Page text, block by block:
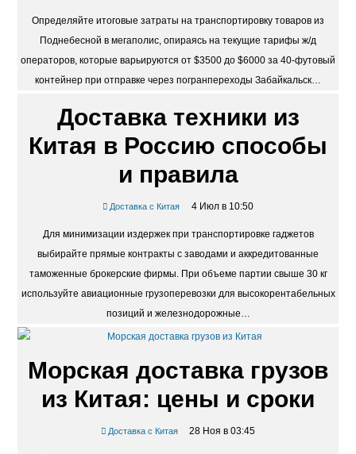
Определяйте итоговые затраты на транспортировку товаров из
Поднебесной в мегаполис, опираясь на текущие тарифы ж/д
операторов, которые варьируются от $3500 до $6000 за 40-футовый
контейнер при отправке через погранпереходы Забайкальск…
Доставка техники из
Китая в Россию способы
и правила
Доставка с Китая 4 Июл в 10:50
Для минимизации издержек при транспортировке гаджетов
выбирайте прямые контракты с заводами и аккредитованные
таможенные брокерские фирмы. При объеме партии свыше 30 кг
используйте авиационные грузоперевозки для высокорентабельных
позиций и железнодорожные…
Морская доставка грузов
из Китая: цены и сроки
Доставка с Китая 28 Ноя в 03:45